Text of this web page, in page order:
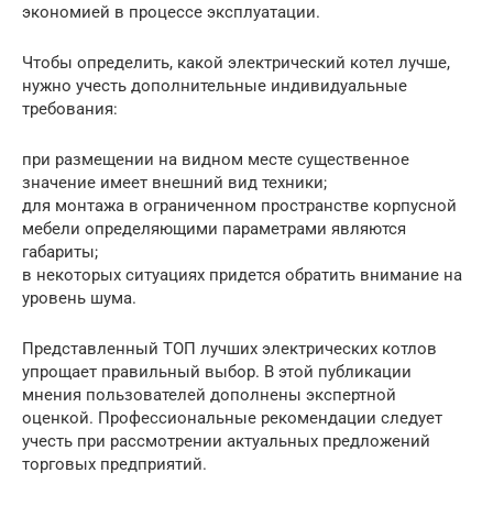
экономией в процессе эксплуатации.
Чтобы определить, какой электрический котел лучше,
нужно учесть дополнительные индивидуальные
требования:
при размещении на видном месте существенное
значение имеет внешний вид техники;
для монтажа в ограниченном пространстве корпусной
мебели определяющими параметрами являются
габариты;
в некоторых ситуациях придется обратить внимание на
уровень шума.
Представленный ТОП лучших электрических котлов
упрощает правильный выбор. В этой публикации
мнения пользователей дополнены экспертной
оценкой. Профессиональные рекомендации следует
учесть при рассмотрении актуальных предложений
торговых предприятий.